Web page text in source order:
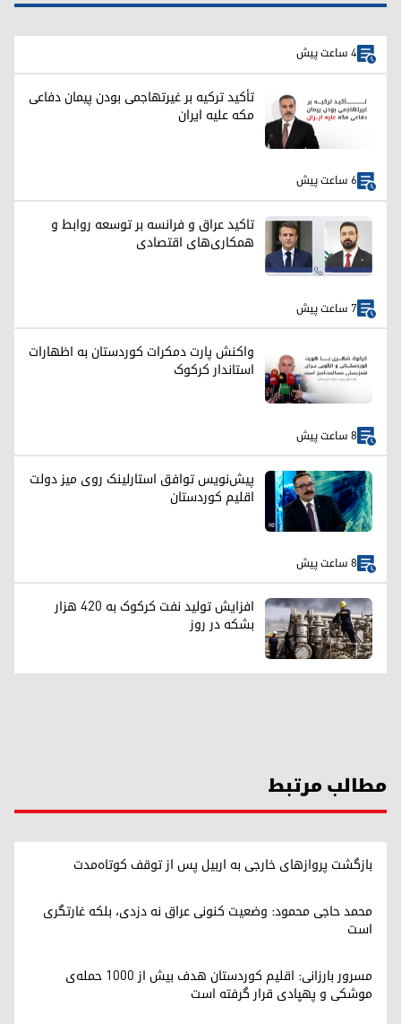
4 ساعت پیش
تأکید ترکیه بر غیرتهاجمی بودن پیمان دفاعی
مکه علیه ایران
6 ساعت پیش
تاکید عراق و فرانسه بر توسعه روابط و
همکاری‌های اقتصادی
7 ساعت پیش
واکنش پارت دمکرات کوردستان به اظهارات
استاندار کرکوک
8 ساعت پیش
پیش‌نویس توافق استارلینک روی میز دولت
اقلیم کوردستان
8 ساعت پیش
افزایش تولید نفت کرکوک به ۴۲۰ هزار
بشکه در روز
مطالب مرتبط
بازگشت پروازهای خارجی به اربیل پس از توقف کوتاه‌مدت
محمد حاجی محمود: وضعیت کنونی عراق نه دزدی، بلکه غارتگری
است
مسرور بارزانی: اقلیم کوردستان هدف بیش از ۱۰۰۰ حمله‌ی
موشکی و پهپادی قرار گرفته است